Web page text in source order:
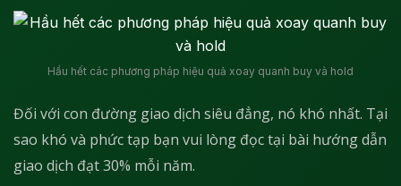
Hầu hết các phương pháp hiệu quả xoay quanh buy và hold
Đối với con đường giao dịch siêu đẳng, nó khó nhất. Tại
sao khó và phức tạp bạn vui lòng đọc tại bài hướng dẫn
giao dịch đạt 30% mỗi năm.